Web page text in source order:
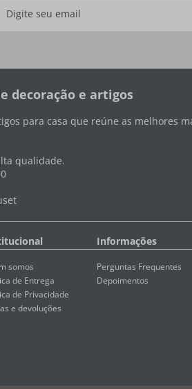
decoração e artigos
para casa que reúne as melhores
qualidade.
somos
de Entrega
de Privacidade
e devoluções
Informações
Perguntas Frequentes
Depoimentos